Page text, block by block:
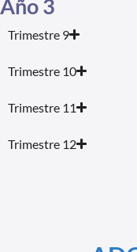
Año 3
Trimestre 9
Trimestre 10
Trimestre 11
Trimestre 12